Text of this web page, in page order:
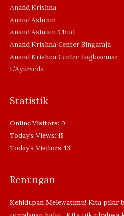
Anand Krishna
Anand Ashram
Anand Ashram Ubud
Anand Krishna Center Singaraja
Anand Krishna Centre Joglosemar
L’Ayurveda
Statistik
Online Visitors: 0
Today's Views: 15
Today's Visitors: 13
Renungan
Kehidupan Melewatimu! Kita pikir